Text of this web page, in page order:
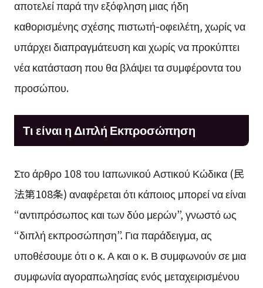
αποτελεί παρά την εξόφληση μιας ήδη
καθορισμένης σχέσης πιστωτή-οφειλέτη, χωρίς να
υπάρχει διαπραγμάτευση και χωρίς να προκύπτει
νέα κατάσταση που θα βλάψει τα συμφέροντα του
προσώπου.
Τι είναι η Διπλή Εκπροσώπηση
Στο άρθρο 108 του Ιαπωνικού Αστικού Κώδικα (民
法第108条) αναφέρεται ότι κάποιος μπορεί να είναι
“αντιπρόσωπος και των δύο μερών”, γνωστό ως
“διπλή εκπροσώπηση”. Για παράδειγμα, ας
υποθέσουμε ότι ο κ. Α και ο κ. Β συμφωνούν σε μια
συμφωνία αγοραπωλησίας ενός μεταχειρισμένου